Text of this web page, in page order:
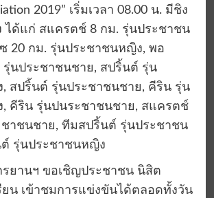
2019” เริ่มเวลา 08.00 น. มีชิง
ได้แก่ สแครตช์ 8 กม. รุ่นประชาชน
20 กม. รุ่นประชาชนหญิง, พอ
รุ่นประชาชนชาย, สปริ้นต์ รุ่น
สปริ้นต์ รุ่นประชาชนชาย, คีริน รุ่น
คีริน รุ่นปนระชาชนชาย, สแครตช์
ชาชนชาย, ทีมสปริ้นต์ รุ่นประชาชน
รุ่นประชาชนหญิง
ยานฯ ขอเชิญประชาชน นิสิต
ยน เข้าชมการแข่งขันได้ตลอดทั้งวัน